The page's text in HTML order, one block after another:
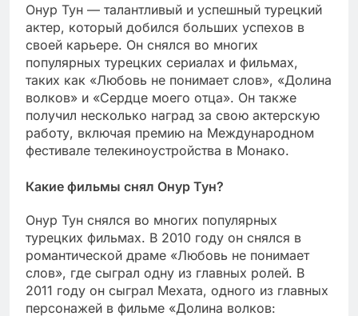
Онур Тун — талантливый и успешный турецкий
актер, который добился больших успехов в
своей карьере. Он снялся во многих
популярных турецких сериалах и фильмах,
таких как «Любовь не понимает слов», «Долина
волков» и «Сердце моего отца». Он также
получил несколько наград за свою актерскую
работу, включая премию на Международном
фестивале телекиноустройства в Монако.
Какие фильмы снял Онур Тун?
Онур Тун снялся во многих популярных
турецких фильмах. В 2010 году он снялся в
романтической драме «Любовь не понимает
слов», где сыграл одну из главных ролей. В
2011 году он сыграл Мехата, одного из главных
персонажей в фильме «Долина волков: